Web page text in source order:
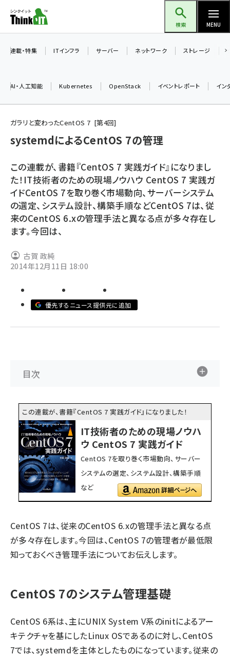
ン
ツ
検索 MENU
加藤銘のチーム貢献～仲間と築いた勝利の絆～ (2297)
北海道をのんびり旅する晴山佳須夫のヒント集！ (2008)
drupal (1929)
genai (1468)
abc123 (1341)
連載・特集 ITインフラ サーバー ネットワーク ストレージ
AI・人工知能 Kubernetes OpenStack イベントレポート イン
ガラリと変わったCentOS 7 第4回
systemdによるCentOS 7の管理
この連載が、書籍『CentOS 7 実践ガイド』になりまし
た！IT技術者のための現場ノウハウ CentOS 7 実践ガ
イドCentOS 7を取り巻く市場動向、サーバーシステム
の選定、システム設計、構築手順などCentOS 7は、従
来のCentOS 6.xの管理手法と異なる点が多々存在し
ます。今回は、
古賀 政純
2014年12月11日 18:00
優先するニュース提供元に追加
目次
この連載が、書籍『CentOS 7 実践ガイド』になりました！
IT技術者のための現場ノウハ
ウ CentOS 7 実践ガイド
CentOS 7を取り巻く市場動向、サーバー
システムの選定、システム設計、構築手順
など
CentOS 7は、従来のCentOS 6.xの管理手法と異なる点
が多々存在します。今回は、CentOS 7の管理者が最低限
知っておくべき管理手法についてお伝えします。
CentOS 7のシステム管理基礎
CentOS 6系は、主にUNIX System V系のinitによるアー
キテクチャを基にしたLinux OSであるのに対し、CentOS
7では、systemdを主体としたものになっています。従来の